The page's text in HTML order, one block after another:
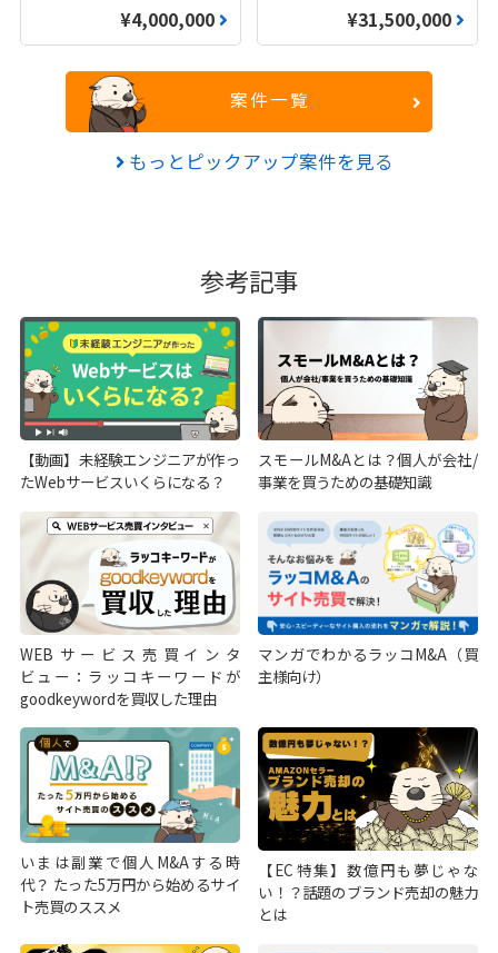
¥4,000,000 ¥31,500,000
案件一覧
もっとピックアップ案件を見る
参考記事
【動画】未経験エンジニアが作っ
たWebサービスいくらになる？
スモールM&Aとは？個人が会社/
事業を買うための基礎知識
WEBサービス売買インタ
ビュー：ラッコキーワードが
goodkeywordを買収した理由
マンガでわかるラッコM&A（買
主様向け）
いまは副業で個人M&Aする時
代？ たった5万円から始めるサイ
ト売買のススメ
【EC特集】数億円も夢じゃな
い！？話題のブランド売却の魅力
とは